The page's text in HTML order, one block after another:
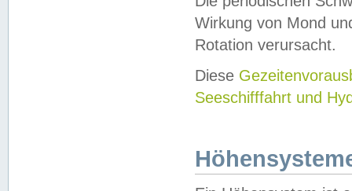
Wirkung von Mond
Rotation verursacht.
Diese
Seeschifffahrt und